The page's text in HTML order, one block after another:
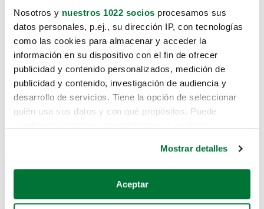
Nosotros y nuestros 1022 socios procesamos sus
datos personales, p.ej., su dirección IP, con tecnologías
como las cookies para almacenar y acceder la
información en su dispositivo con el fin de ofrecer
publicidad y contenido personalizados, medición de
publicidad y contenido, investigación de audiencia y
desarrollo de servicios. Tiene la opción de seleccionar
quién usa sus datos y con qué propósitos. Puede
Si lo permite, también quisiéramos:
Recopilar información sobre su ubicación geográfica
Mostrar detalles
Aceptar
Lo sentimos, no sabemos como
te hemos traido hasta aquí.
Pero puedes encontrar el coche que estás
buscando en alguno de estos enlaces:
Coches de segunda mano
Coches de km0